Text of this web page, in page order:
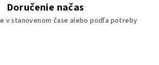
Doručenie načas
v stanovenom čase alebo podľa potreby